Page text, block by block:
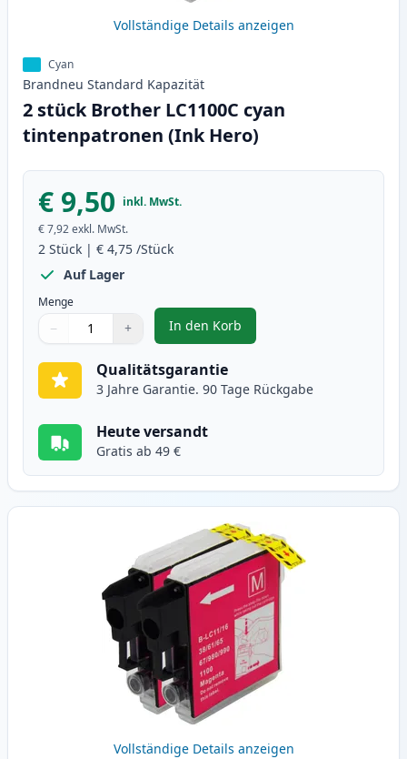
Vollständige Details anzeigen
Cyan
Brandneu Standard Kapazität
2 stück Brother LC1100C cyan
tintenpatronen (Ink Hero)
€ 9,50 inkl. MwSt.
€ 7,92exkl. MwSt.
2 Stück | € 4,75 /Stück
Auf Lager
Menge
Verwenden Sie die Tasten, um anzupassen
− +
1
In den Korb
, 2 stück Brother LC1100C cyan
Qualitätsgarantie
3 Jahre Garantie. 90 Tage Rückgabe
Heute versandt
Gratis ab 49 €
Vollständige Details anzeigen